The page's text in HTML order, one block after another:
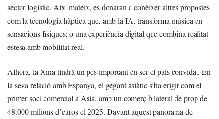
sector logístic. Així mateix, es donaran a conèixer altres propostes
com la tecnologia hàptica que, amb la IA, transforma música en
sensacions físiques; o una experiència digital que combina realitat
estesa amb mobilitat real.
Alhora, la Xina tindrà un pes important en ser el país convidat. En
la seva relació amb Espanya, el gegant asiàtic s’ha erigit com el
primer soci comercial a Àsia, amb un comerç bilateral de prop de
48.000 milions d’euros el 2025. Davant aquest panorama de